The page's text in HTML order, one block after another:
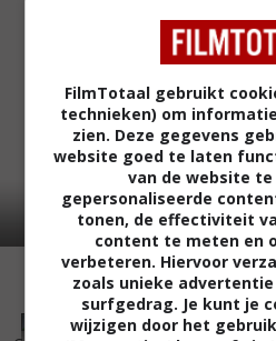
3,7
FilmTotaal gebruikt
technieken) om
zien. Deze gegevens
website goed te laten
van de website te
gepersonaliseerde
tonen, de effectiviteit
content te meten en
verbeteren. Hiervoor
zoals unieke advertentie
surfgedrag. Je kunt je
wijzigen door het